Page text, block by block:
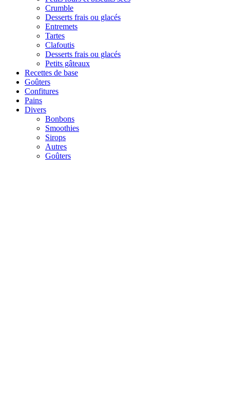
Crumble
Desserts frais ou glacés
Entremets
Tartes
Clafoutis
Desserts frais ou glacés
Petits gâteaux
Recettes de base
Goûters
Confitures
Pains
Divers
Bonbons
Smoothies
Sirops
Autres
Goûters